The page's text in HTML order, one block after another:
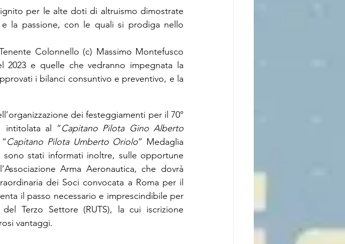
per le alte doti di altruismo dimostrate
la passione, con le quali si prodiga nello
Colonnello (c) Massimo Montefusco
2023 e quelle che vedranno impegnata la
i bilanci consuntivo e preventivo, e la
dei festeggiamenti per il 70°
intitolata al “Capitano Pilota Gino Alberto
Capitano Pilota Umberto Oriolo” Medaglia
sono stati informati inoltre, sulle opportune
Arma Aeronautica, che dovrà
dei Soci convocata a Roma per il
il passo necessario e imprescindibile per
Terzo Settore (RUTS), la cui iscrizione
vantaggi.